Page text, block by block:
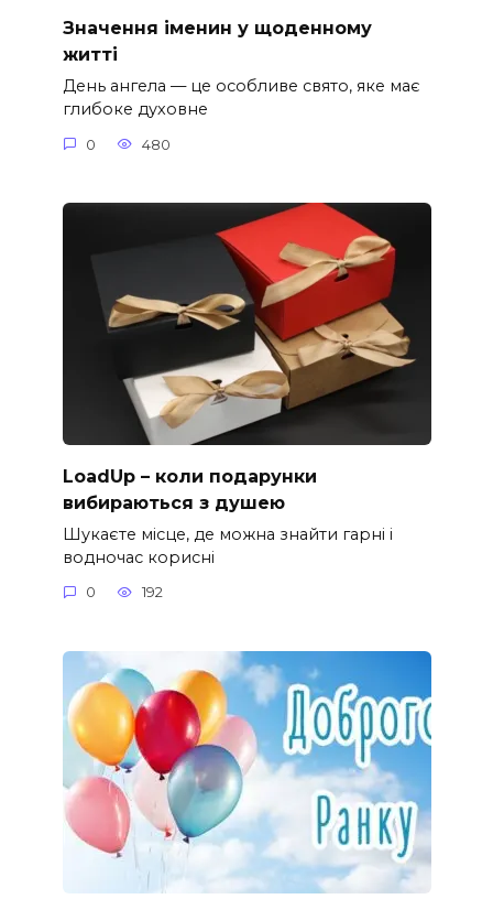
Значення іменин у щоденному
житті
День ангела — це особливе свято, яке має
глибоке духовне
0 480
LoadUp – коли подарунки
вибираються з душею
Шукаєте місце, де можна знайти гарні і
водночас корисні
0 192